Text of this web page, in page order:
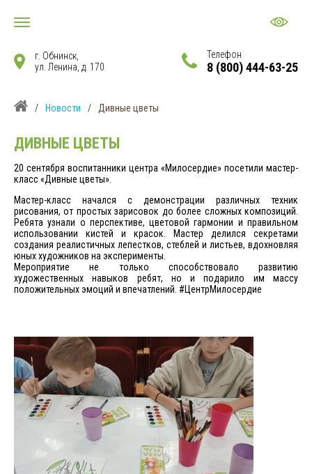
г. Обнинск,
ул. Ленина, д. 170
Телефон
8 (800) 444-63-25
/ Новости / Дивные цветы
ДИВНЫЕ ЦВЕТЫ
20 сентября воспитанники центра «Милосердие» посетили мастер-
класс «Дивные цветы».
Мастер-класс начался с демонстрации различных техник
рисования, от простых зарисовок до более сложных композиций.
Ребята узнали о перспективе, цветовой гармонии и правильном
использовании кистей и красок. Мастер делился секретами
создания реалистичных лепестков, стеблей и листьев, вдохновляя
юных художников на эксперименты.
Мероприятие не только способствовало развитию
художественных навыков ребят, но и подарило им массу
положительных эмоций и впечатлений. #ЦентрМилосердие